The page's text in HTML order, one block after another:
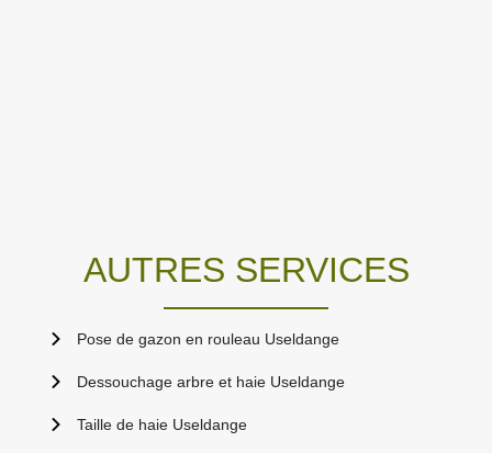
AUTRES SERVICES
Pose de gazon en rouleau Useldange
Dessouchage arbre et haie Useldange
Taille de haie Useldange